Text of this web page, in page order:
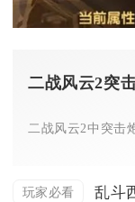
二战风云2突
玩家必看 乱斗